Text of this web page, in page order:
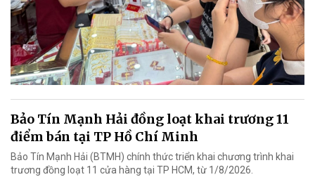
Bảo Tín Mạnh Hải đồng loạt khai trương 11
điểm bán tại TP Hồ Chí Minh
Bảo Tín Mạnh Hải (BTMH) chính thức triển khai chương trình khai
trương đồng loạt 11 cửa hàng tại TP HCM, từ 1/8/2026.